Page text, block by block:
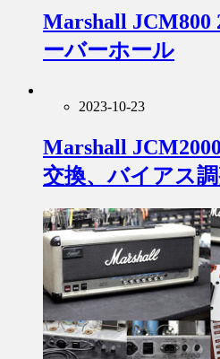
Marshall JCM800
ーバーホール
2023-10-23
Marshall
交換、バイアス